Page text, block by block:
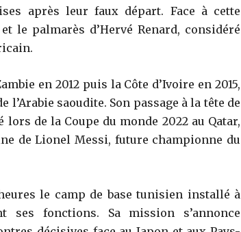
après leur faux départ. Face à cette
le palmarès d’Hervé Renard, considéré
en 2012 puis la Côte d’Ivoire en 2015,
saoudite. Son passage à la tête de
de la Coupe du monde 2022 au Qatar,
de Lionel Messi, future championne du
le camp de base tunisien installé à
ses fonctions. Sa mission s’annonce